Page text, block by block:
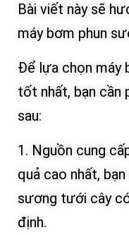
Bài viết này sẽ
máy bơm phun
Để lựa chọn máy
tốt nhất, bạn cần
sau:
1. Nguồn cung
quả cao nhất,
sương tưới cây
định.